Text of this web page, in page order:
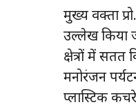
मुख्य वक्ता
उल्लेख किया
क्षेत्रों में सतत
मनोरंजन
प्लास्टिक